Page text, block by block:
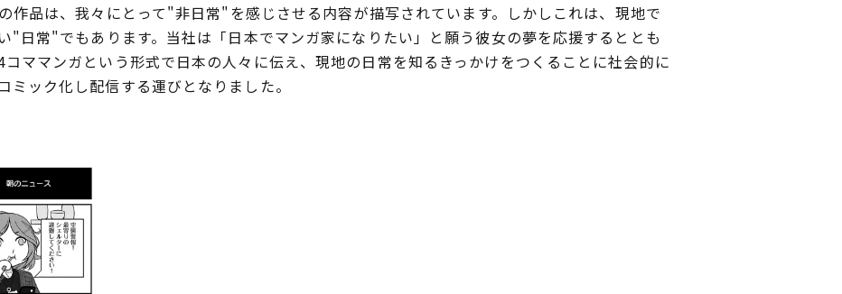
作品は、我々にとって"非日常"を感じさせる内容が描写されています。しかしこれは、現地で
"日常"でもあります。当社は「日本でマンガ家になりたい」と願う彼女の夢を応援するととも
ママンガという形式で日本の人々に伝え、現地の日常を知るきっかけをつくることに社会的に
ック化し配信する運びとなりました。